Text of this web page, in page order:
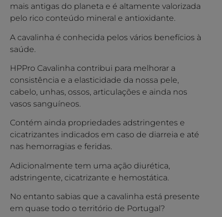
mais antigas do planeta e é altamente valorizada
pelo rico conteúdo mineral e antioxidante.
A cavalinha é conhecida pelos vários benefícios à
saúde.
HPPro Cavalinha contribui para melhorar a
consistência e a elasticidade da nossa pele,
cabelo, unhas, ossos, articulações e ainda nos
vasos sanguíneos.
Contém ainda propriedades adstringentes e
cicatrizantes indicados em caso de diarreia e até
nas hemorragias e feridas.
Adicionalmente tem uma ação diurética,
adstringente, cicatrizante e hemostática.
No entanto sabias que a cavalinha está presente
em quase todo o território de Portugal?